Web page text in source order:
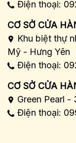
Điện thoại:
CƠ SỞ CỬA
Khu biệt thự
Mỹ - Hưng Yên
Điện thoại:
CƠ SỞ CỬA
Green Pearl -
Điện thoại: